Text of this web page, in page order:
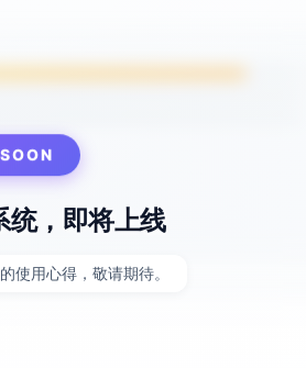
统，即将上线
使用心得，敬请期待。